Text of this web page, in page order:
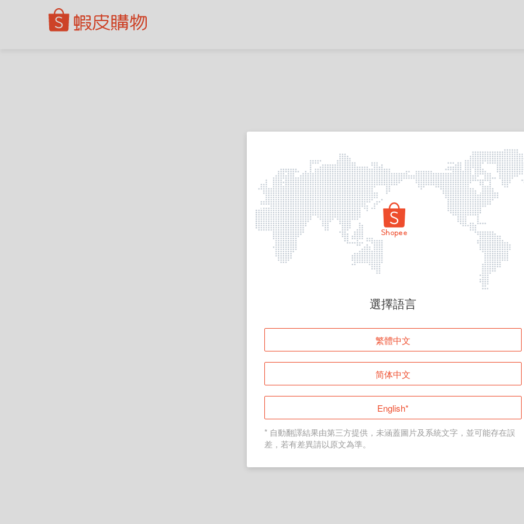
頁面無法顯示
登入
返回首頁
選擇語言
繁體中文
简体中文
English*
* 自動翻譯結果由第三方提供，未涵蓋圖片及系統文字，並可能存在誤
差，若有差異請以原文為準。